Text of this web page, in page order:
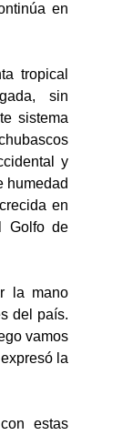
en
tropical
sin
sistema
y
humedad
en
Golfo de
la mano
del país.
vamos
la
estas